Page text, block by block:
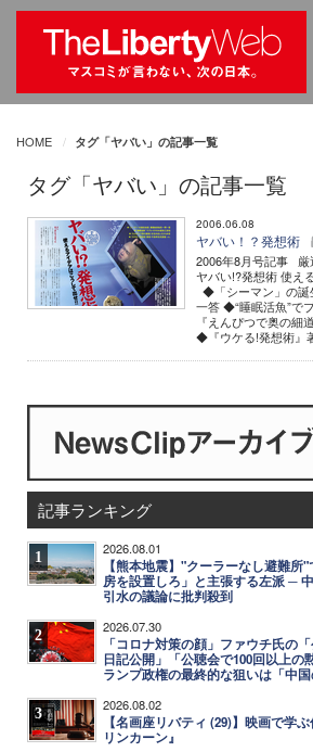
HOME タグ「ヤバい」の記事一覧
タグ「ヤバい」の記事一覧
2006.06.08
ヤバい！？発想術
2006年8月号記事 厳
ヤバい!?発想術 使え
◆「シーマン」の誕
一答 ◆“睡眠活魚”で
『えんぴつで奥の細
◆『ウケる!発想術』
記事ランキング
1 2026.08.01
【熊本地震】"クーラーなし避難所
房を設置しろ」と主張する左派 ─
引水の議論に批判殺到
2 2026.07.30
「コロナ対策の顔」ファウチ氏の
日記公開」「公聴会で100回以上の
ランプ政権の最終的な狙いは「中
3 2026.08.02
【名画座リバティ (29)】映画で学
リンカーン』